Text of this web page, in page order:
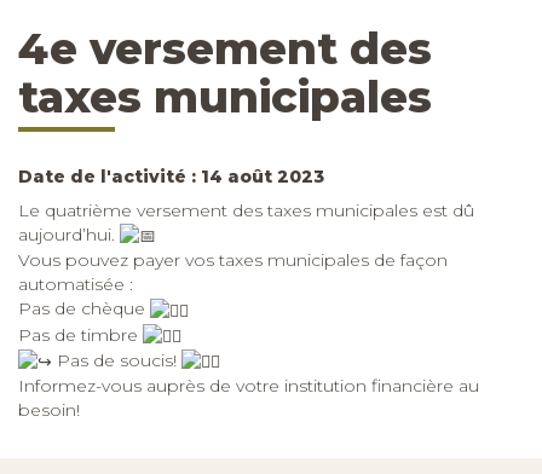
4e versement des
taxes municipales
Date de l'activité : 14 août 2023
Le quatrième versement des taxes municipales est dû
aujourd’hui.
Vous pouvez payer vos taxes municipales de façon
automatisée :
Pas de chèque
Pas de timbre
Pas de soucis!
Informez-vous auprès de votre institution financière au
besoin!